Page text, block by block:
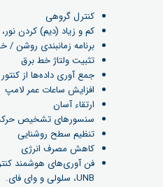
کنترل گروهی
کم و زیاد (دیم) کردن
برنامه زمانبندی روشن
تثبیت ولتاژ خط برق
جمع آوری داده‌ها از
افزایش ساعات عمر لامپ
ارتقاء آسان
سنسورهای تشخیص
تنظیم سطح روشنایی
کاهش مصرف انرژی
UNB، سلولی و وای فای.